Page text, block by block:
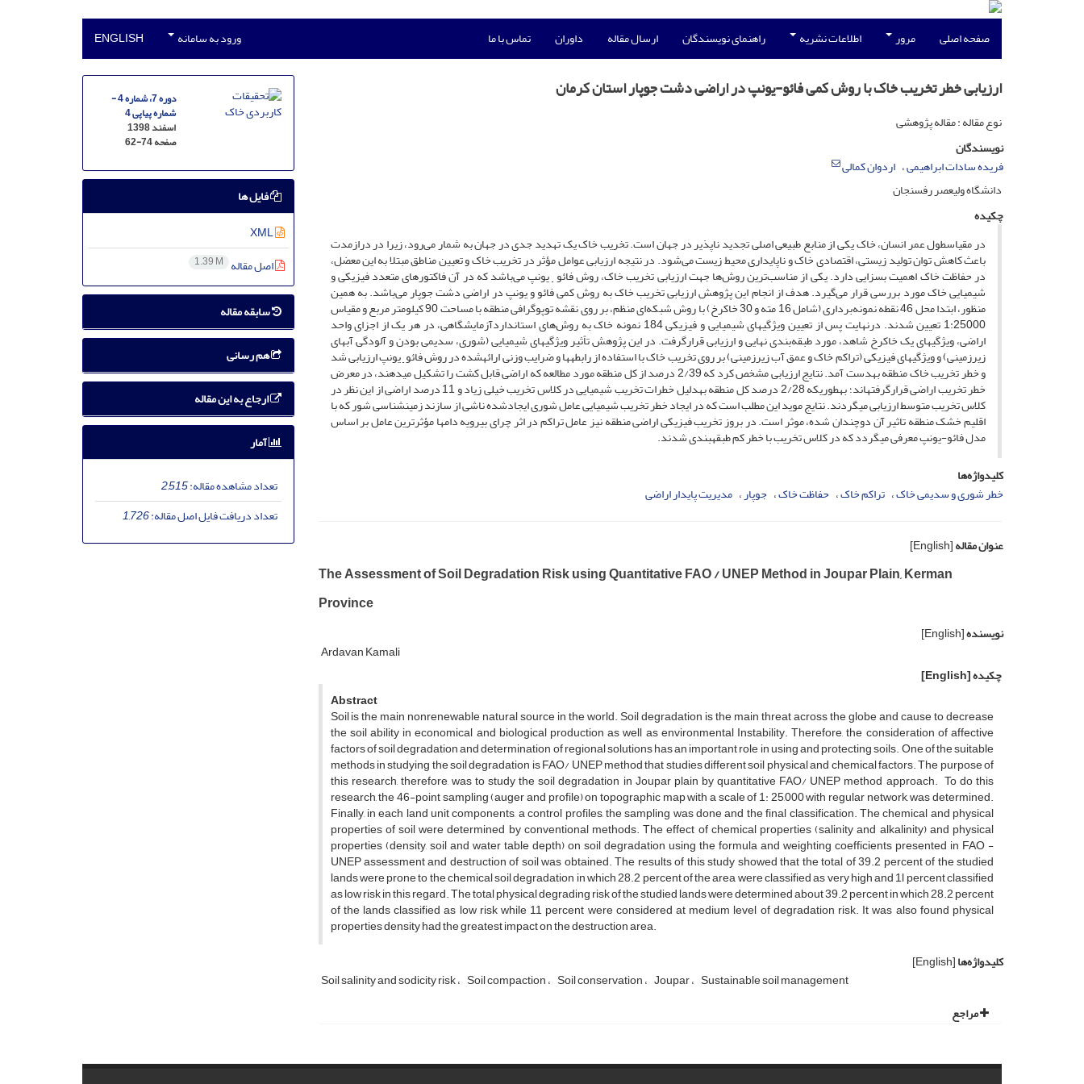
صفحه اصلی مرور اطلاعات نشریه راهنمای نویسندگان ارسال مقاله داوران تماس با ما ورود به سامانه ENGLISH
ارزیابی خطر تخریب خاک با روش کمی فائو-یونپ در اراضی دشت جوپار استان کرمان
نوع مقاله : مقاله پژوهشی
نویسندگان
فریده سادات ابراهیمی اردوان کمالی
دانشگاه ولیعصر رفسنجان
چکیده
در مقیاس­طول عمر انسان، خاک یکی از منابع طبیعی اصلی تجدید ناپذیر در جهان است. تخریب خاک یک تهدید جدی در جهان به شمار می‌رود، زیرا در درازمدت
باعث کاهش توان تولید زیستی، اقتصادی خاک و ناپایداری محیط زیست می‌شود. در نتیجه ارزیابی عوامل مؤثر در تخریب خاک و تعیین مناطق مبتلا به این معضل،
در حفاظت خاک اهمیت بسزایی دارد. یکی از مناسب‌ترین روش‌ها جهت ارزیابی تخریب خاک، روش فائو –یونپ می‌باشد که در آن فاکتورهای متعدد فیزیکی و
شیمیایی خاک مورد بررسی قرار می‌گیرد. هدف از انجام این پژوهش ارزیابی تخریب خاک به روش کمی فائو و یونپ در اراضی دشت جوپار می‌باشد. به همین
منظور، ابتدا محل 46 نقطه نمونه‌برداری (شامل 16 مته و 30 خاکرخ) با روش شبکه‌ای منظم، بر روی نقشه توپوگرافی منطقه با مساحت 90 کیلومتر مربع و مقیاس
1:25000 تعیین شدند. درنهایت پس از تعیین ویژگی­های شیمیایی و فیزیکی 184 نمونه خاک به روش‌های استانداردآزمایشگاهی، در هر یک از اجزای واحد
اراضی، ویژگی­های یک خاکرخ شاهد، مورد طبقه‌بندی نهایی و ارزیابی قرارگرفت. در این پژوهش تاًثیر ویژگی­های شیمیایی (شوری، سدیمی بودن و آلودگی آب­های
زیرزمینی) و ویژگی­های فیزیکی (تراکم خاک و عمق آب زیرزمینی) بر روی تخریب خاک با استفاده از رابطه­ها و ضرایب وزنی ارائه­شده در روش فائو–یونپ ارزیابی شد
و خطر تخریب خاک منطقه به­دست آمد. نتایج ارزیابی مشخص کرد که 2/39 درصد از کل منطقه مورد مطالعه که اراضی قابل کشت را تشکیل می­دهند، در معرض
خطر تخریب اراضی قرارگرفته­اند؛ به­طوری­که 2/28 درصد کل منطقه به­دلیل خطرات تخریب شیمیایی در کلاس تخریب خیلی زیاد و 11 درصد اراضی از این نظر در
کلاس تخریب متوسط ارزیابی می­گردند. نتایج موید این مطلب است که در ایجاد خطر تخریب شیمیایی عامل شوری ایجادشده ناشی از سازند زمین­شناسی شور که با
اقلیم خشک منطقه تاثیر آن دوچندان شده، موثر است. در بروز تخریب فیزیکی اراضی منطقه نیز عامل تراکم در اثر چرای بی­رویه دام­ها مؤثرترین ­عامل بر اساس
مدل فائو-یونپ معرفی می­گردد که در کلاس تخریب با خطر کم طبقه­بندی شدند.
کلیدواژه‌ها
خطر شوری و سدیمی خاک تراکم خاک حفاظت خاک جوپار مدیریت پایدار اراضی
عنوان مقاله[English]
The Assessment of Soil Degradation Risk using Quantitative FAO / UNEP Method in Joupar Plain, Kerman
Province
نویسنده[English]
Ardavan Kamali
چکیده[English]
Abstract
Soil is the main nonrenewable natural source in the world. Soil degradation is the main threat across the globe and cause to decrease
the soil ability in economical and biological production as well as environmental Instability. Therefore, the consideration of affective
factors of soil degradation and determination of regional solutions has an important role in using and protecting soils. One of the suitable
methods in studying the soil degradation is FAO/ UNEP method that studies different soil physical and chemical factors. The purpose of
this research, therefore, was to study the soil degradation in Joupar plain by quantitative FAO/ UNEP method approach. To do this
research, the 46-point sampling (auger and profile) on topographic map with a scale of 1: 25,000 with regular network, was determined.
Finally, in each land unit components, a control profiles, the sampling was done and the final classification. The chemical and physical
properties of soil were determined by conventional methods. The effect of chemical properties (salinity and alkalinity) and physical
properties (density, soil and water table depth) on soil degradation using the formula and weighting coefficients presented in FAO -
UNEP assessment and destruction of soil was obtained. The results of this study showed that the total of 39.2 percent of the studied
lands were prone to the chemical soil degradation in which 28.2 percent of the area were classified as very high and 1l percent classified
as low risk in this regard. The total physical degrading risk of the studied lands were determined about 39.2 percent in which 28.2 percent
of the lands classified as low risk while 11 percent were considered at medium level of degradation risk. It was also found physical
properties density had the greatest impact on the destruction area.
کلیدواژه‌ها[English]
Soil salinity and sodicity risk Soil compaction Soil conservation Joupar Sustainable soil management
مراجع
دوره 7، شماره 4 -
شماره پیاپی 4
اسفند 1398
صفحه62-74
فایل ها
XML
اصل مقاله 1.39 M
سابقه مقاله
هم رسانی
ارجاع به این مقاله
آمار
تعداد مشاهده مقاله:2,515
تعداد دریافت فایل اصل مقاله:1,726